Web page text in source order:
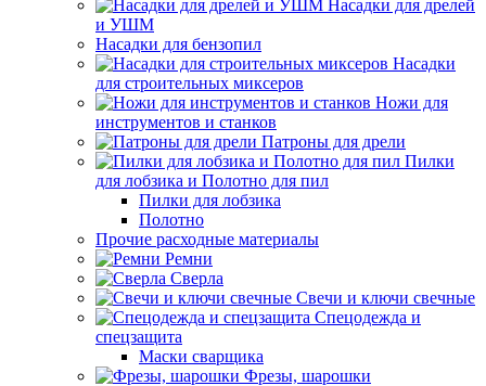
Насадки для дрелей
и УШМ
Насадки для бензопил
Насадки
для строительных миксеров
Ножи для
инструментов и станков
Патроны для дрели
Пилки
для лобзика и Полотно для пил
Пилки для лобзика
Полотно
Прочие расходные материалы
Ремни
Сверла
Свечи и ключи свечные
Спецодежда и
спецзащита
Маски сварщика
Фрезы, шарошки